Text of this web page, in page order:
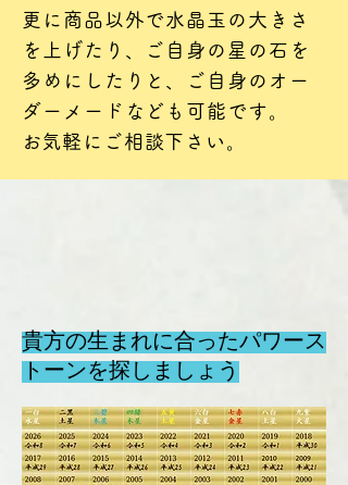
更に商品以外で水晶玉の大きさ
を上げたり、ご自身の星の石を
多めにしたりと、ご自身のオー
ダーメードなども可能です。
​お気軽にご相談下さい。
貴方の生まれに合ったパワース
トーンを探しましょう